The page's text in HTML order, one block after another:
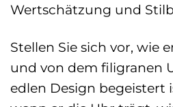
Wertschätzung und
Stellen Sie sich vor, wie
und von dem filigranen
edlen Design begeistert